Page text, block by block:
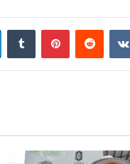
LinkedInTumblr Pinterest